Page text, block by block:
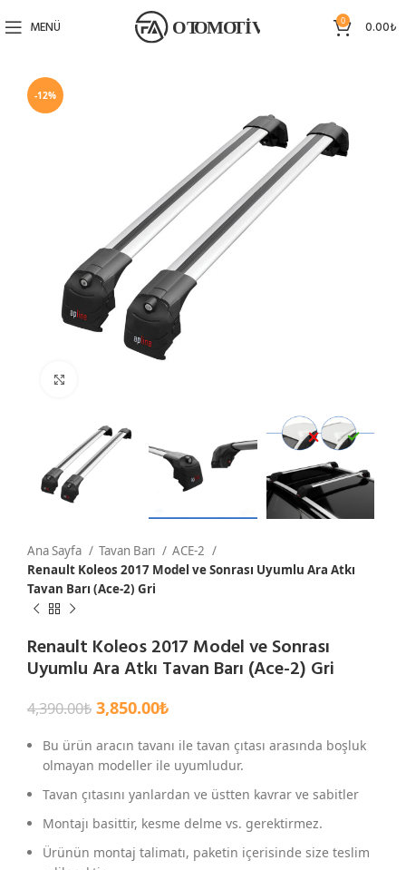
MENÜ 0 0.00₺
-12%
Ana Sayfa Tavan Barı
ACE-2
Renault Koleos 2017 Model ve Sonrası Uyumlu Ara Atkı
Tavan Barı (Ace-2) Gri
Renault Koleos 2017 Model ve Sonrası
Uyumlu Ara Atkı Tavan Barı (Ace-2) Gri
4,390.00₺ 3,850.00₺
Bu ürün aracın tavanı ile tavan çıtası arasında boşluk
olmayan modeller ile uyumludur.
Tavan çıtasını yanlardan ve üstten kavrar ve sabitler
Montajı basittir, kesme delme vs. gerektirmez.
Ürünün montaj talimatı, paketin içerisinde size teslim